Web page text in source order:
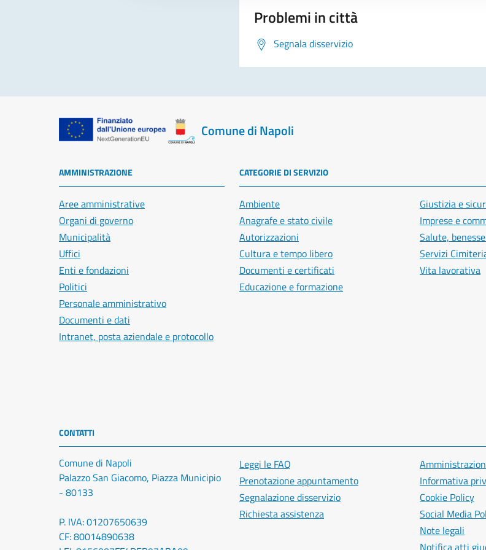
Problemi in città
Segnala disservizio
Comune di Napoli
AMMINISTRAZIONE
Aree amministrative
Organi di governo
Municipalità
Uffici
Enti e fondazioni
Politici
Personale amministrativo
Documenti e dati
Intranet, posta aziendale e protocollo
CATEGORIE DI SERVIZIO
Ambiente
Anagrafe e stato civile
Autorizzazioni
Cultura e tempo libero
Documenti e certificati
Educazione e formazione
Giustizia e
Imprese e
Salute,
Servizi
Vita lavorativa
CONTATTI
Comune di Napoli
Palazzo San Giacomo, Piazza Municipio
- 80133
P. IVA: 01207650639
CF: 80014890638
Leggi le FAQ
Prenotazione appuntamento
Segnalazione disservizio
Richiesta assistenza
Informativa
Cookie Policy
Social Media
Note legali